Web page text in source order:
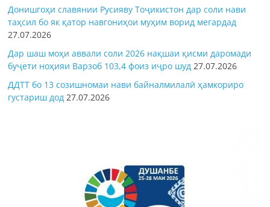
Донишгоҳи славянии Русияву Тоҷикистон дар соли нави
таҳсил бо як қатор навгониҳои муҳим ворид мегардад
27.07.2026
Дар шаш моҳи аввали соли 2026 нақшаи қисми даромади
буҷети ноҳияи Варзоб 103,4 фоиз иҷро шуд 27.07.2026
ДДТТ бо 13 созишномаи нави байналмилалӣ ҳамкориро
густариш дод 27.07.2026